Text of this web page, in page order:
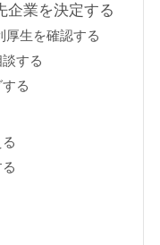
企業を決定する
厚生を確認する
する
る